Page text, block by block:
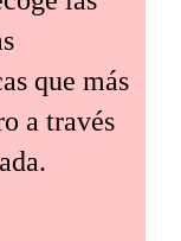
que más
a través